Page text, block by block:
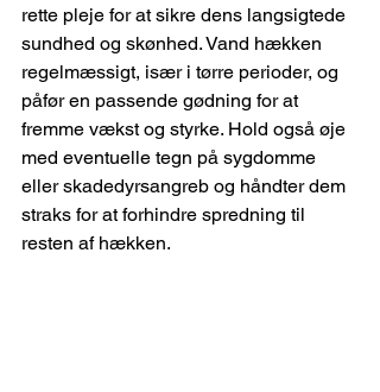
rette pleje for at sikre dens langsigtede
sundhed og skønhed. Vand hækken
regelmæssigt, især i tørre perioder, og
påfør en passende gødning for at
fremme vækst og styrke. Hold også øje
med eventuelle tegn på sygdomme
eller skadedyrsangreb og håndter dem
straks for at forhindre spredning til
resten af hækken.